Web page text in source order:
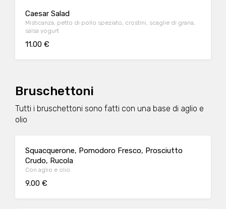
Caesar Salad
Misticanza, petto di pollo speziato, crostini, scaglie di grana,
salsa yogurt
11.00 €
Bruschettoni
Tutti i bruschettoni sono fatti con una base di aglio e
olio
Squacquerone, Pomodoro Fresco, Prosciutto
Crudo, Rucola
Con aglio e olio
9.00 €